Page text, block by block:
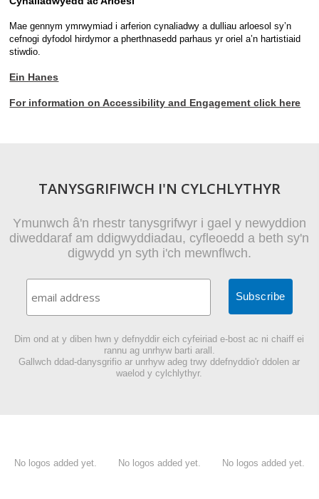
Mae gennym ymrwymiad i arferion cynaliadwy a dulliau arloesol sy’n
cefnogi dyfodol hirdymor a pherthnasedd parhaus yr oriel a’n hartistiaid
stiwdio.
Ein Hanes
For information on Accessibility and Engagement click here
TANYSGRIFIWCH I'N CYLCHLYTHYR
Ymunwch â'n rhestr tanysgrifwyr i gael y newyddion
diweddaraf am ddigwyddiadau, cyfleoedd a beth sy'n
digwydd yn syth i'ch mewnflwch.
Dim ond at y diben hwn y defnyddir eich cyfeiriad e-bost ac ni chaiff ei
rannu ag unrhyw barti arall.
Gallwch ddad-danysgrifio ar unrhyw adeg trwy ddefnyddio'r ddolen ar
waelod y cylchlythyr.
No logos added yet. No logos added yet. No logos added yet.